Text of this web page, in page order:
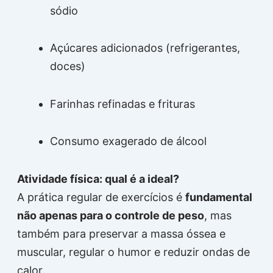
sódio
Açúcares adicionados (refrigerantes,
doces)
Farinhas refinadas e frituras
Consumo exagerado de álcool
Atividade física: qual é a ideal?
A prática regular de exercícios é fundamental
não apenas para o controle de peso, mas
também para preservar a massa óssea e
muscular, regular o humor e reduzir ondas de
calor.